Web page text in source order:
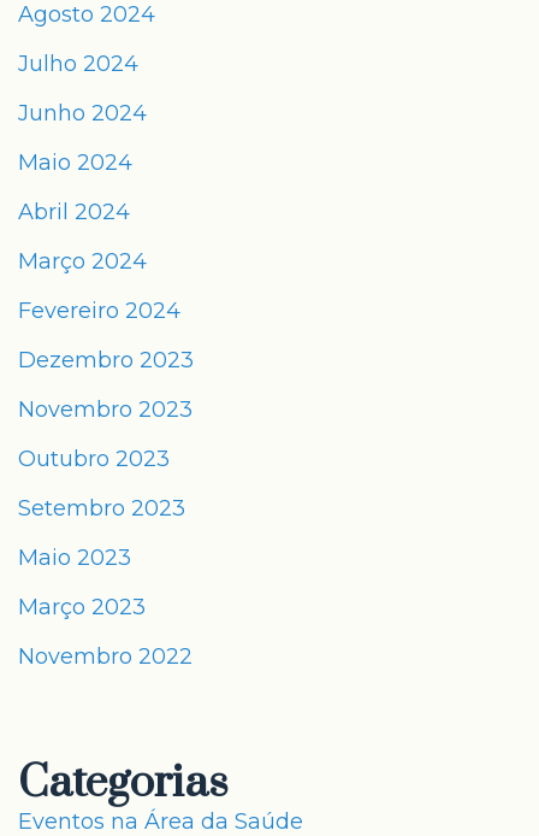
Agosto 2024
Julho 2024
Junho 2024
Maio 2024
Abril 2024
Março 2024
Fevereiro 2024
Dezembro 2023
Novembro 2023
Outubro 2023
Setembro 2023
Maio 2023
Março 2023
Novembro 2022
Categorias
Eventos na Área da Saúde